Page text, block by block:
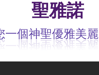
聖雅諾
一個神聖優雅美
一個神聖優雅美